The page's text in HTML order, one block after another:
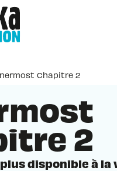
Chapitre 2
2
disponible à la